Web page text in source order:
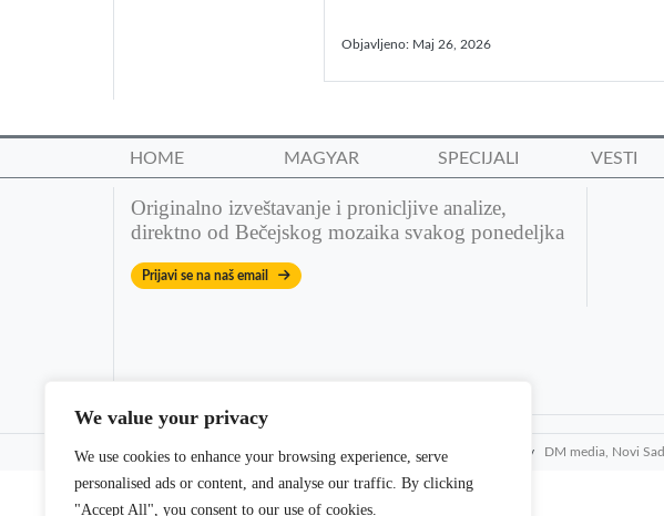
We value your privacy
We use cookies to enhance your browsing experience, serve
personalised ads or content, and analyse our traffic. By clicking
"Accept All", you consent to our use of cookies.
Objavljeno: Maj 26, 2026
HOME MAGYAR SPECIJALI VESTI
Originalno izveštavanje i pronicljive analize,
direktno od Bečejskog mozaika svakog ponedeljka
Prijavi se na naš email
© 2022 Bečejski mozaik. All rights reserved. | Theme: dmmedia by DM media, Novi Sad